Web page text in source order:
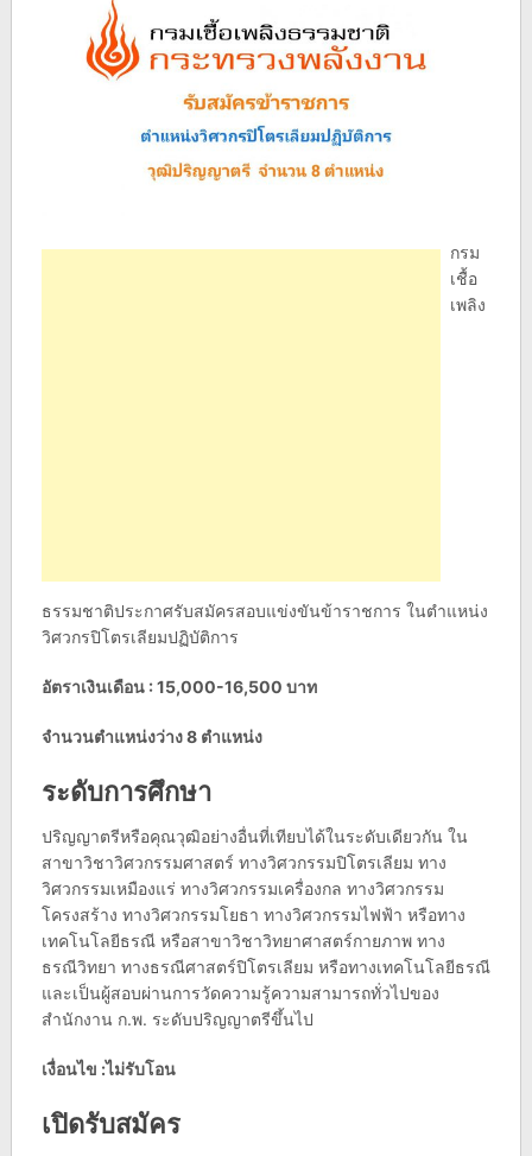
กรม
เชื้อ
เพลิง
ธรรมชาติประกาศรับสมัครสอบแข่งขันข้าราชการ ในตำแหน่ง
วิศวกรปิโตรเลียมปฏิบัติการ
อัตราเงินเดือน : 15,000-16,500 บาท
จำนวนตำแหน่งว่าง 8 ตำแหน่ง
ระดับการศึกษา
ปริญญาตรีหรือคุณวุฒิอย่างอื่นที่เทียบได้ในระดับเดียวกัน ใน
สาขาวิชาวิศวกรรมศาสตร์ ทางวิศวกรรมปิโตรเลียม ทาง
วิศวกรรมเหมืองแร่ ทางวิศวกรรมเครื่องกล ทางวิศวกรรม
โครงสร้าง ทางวิศวกรรมโยธา ทางวิศวกรรมไฟฟ้า หรือทาง
เทคโนโลยีธรณี หรือสาขาวิชาวิทยาศาสตร์กายภาพ ทาง
ธรณีวิทยา ทางธรณีศาสตร์ปิโตรเลียม หรือทางเทคโนโลยีธรณี
และเป็นผู้สอบผ่านการวัดความรู้ความสามารถทั่วไปของ
สำนักงาน ก.พ. ระดับปริญญาตรีขึ้นไป
เงื่อนไข :ไม่รับโอน
เปิดรับสมัคร